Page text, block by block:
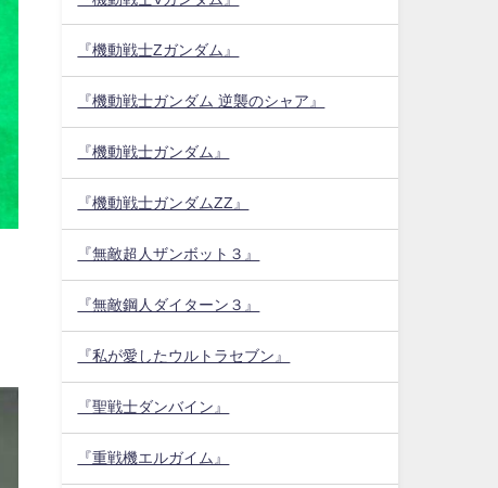
『機動戦士Zガンダム』
『機動戦士ガンダム 逆襲のシャア』
『機動戦士ガンダム』
『機動戦士ガンダムZZ』
『無敵超人ザンボット３』
『無敵鋼人ダイターン３』
『私が愛したウルトラセブン』
『聖戦士ダンバイン』
『重戦機エルガイム』